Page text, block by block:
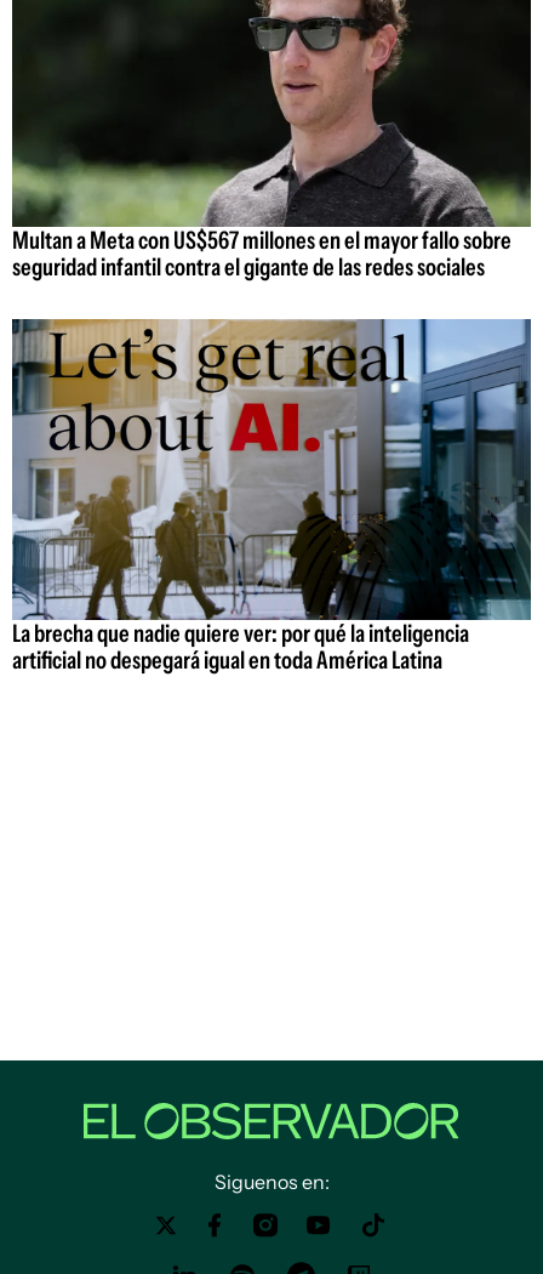
Multan a Meta con US$567 millones en el mayor fallo sobre
seguridad infantil contra el gigante de las redes sociales
La brecha que nadie quiere ver: por qué la inteligencia
artificial no despegará igual en toda América Latina
Siguenos en: